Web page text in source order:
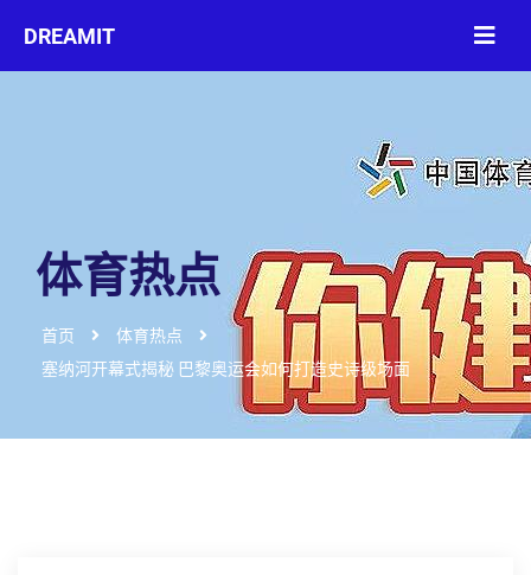
体育热点
首页
体育热点
塞纳河开幕式揭秘 巴黎奥运会如何打造史诗级场面